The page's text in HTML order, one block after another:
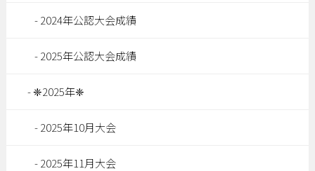
2024年公認大会成績
2025年公認大会成績
❈2025年❈
2025年10月大会
2025年11月大会